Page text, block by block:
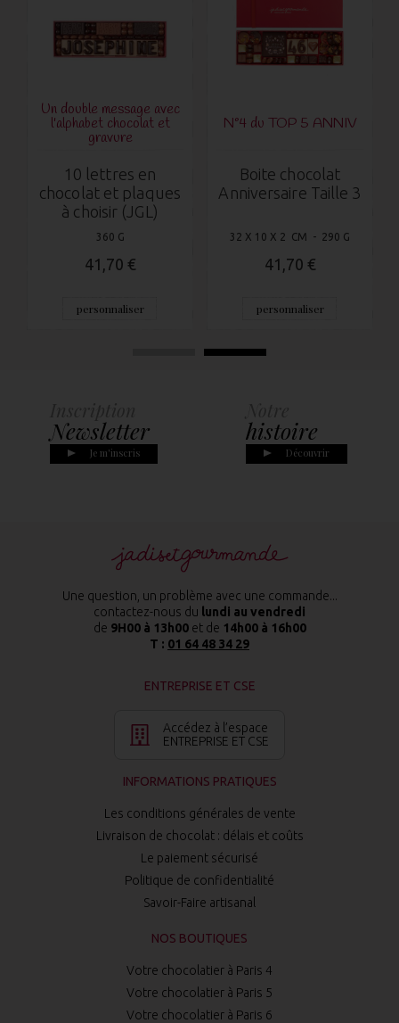
Un double message avec
l'alphabet chocolat et
gravure
10 lettres en
chocolat et plaques
à choisir (JGL)
360 G
41,70 €
personnaliser
N°4 du TOP 5 ANNIV
Boite chocolat
Anniversaire Taille 3
32 X 10 X 2 CM - 290 G
41,70 €
personnaliser
Newsletter
Je m'inscris
histoire
Découvrir
Une question, un problème avec une commande...
contactez-nous du lundi au vendredi
de 9H00 à 13h00et de 14h00 à 16h00
T : 01 64 48 34 29
ENTREPRISE ET CSE
Accédez à l’espace
ENTREPRISE ET CSE
INFORMATIONS PRATIQUES
Les conditions générales de vente
Livraison de chocolat : délais et coûts
Le paiement sécurisé
Politique de confidentialité
Savoir-Faire artisanal
NOS BOUTIQUES
Votre chocolatier à Paris 4
Votre chocolatier à Paris 5
Votre chocolatier à Paris 6